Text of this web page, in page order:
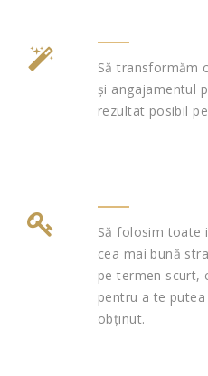
Să transformăm
și angajamentul
rezultat posibil
Să folosim toate
cea mai bună
pe termen scurt,
pentru a te
obținut.